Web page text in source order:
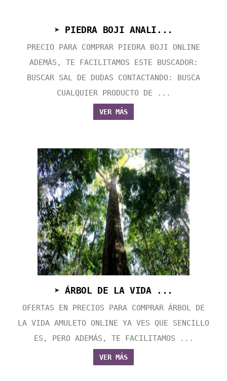
➤ PIEDRA BOJI ANALI...
PRECIO PARA COMPRAR PIEDRA BOJI ONLINE
ADEMÁS, TE FACILITAMOS ESTE BUSCADOR:
BUSCAR SAL DE DUDAS CONTACTANDO: BUSCA
CUALQUIER PRODUCTO DE ...
VER MÁS
➤ ÁRBOL DE LA VIDA ...
OFERTAS EN PRECIOS PARA COMPRAR ÁRBOL DE
LA VIDA AMULETO ONLINE YA VES QUE SENCILLO
ES, PERO ADEMÁS, TE FACILITAMOS ...
VER MÁS